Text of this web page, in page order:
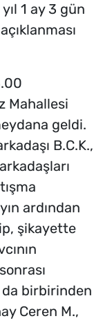
1 ay 3 gün
Mahallesi
geldi.
B.C.K.,
ardından
şikayette
da birbirinden
Ceren M.,